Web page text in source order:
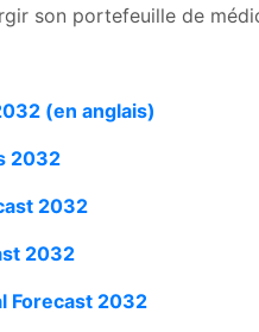
son portefeuille de
(en anglais)
2032
2032
2032
Forecast 2032